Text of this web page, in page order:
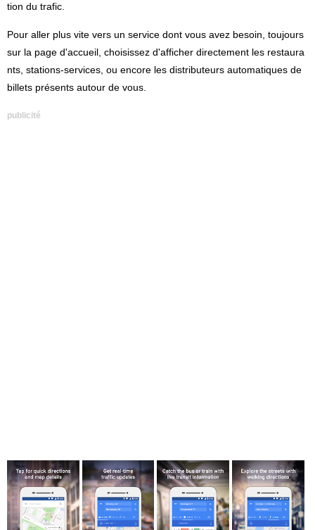
tion du trafic.
Pour aller plus vite vers un service dont vous avez besoin, toujours
sur la page d'accueil, choisissez d'afficher directement les restaura
nts, stations-services, ou encore les distributeurs automatiques de
billets présents autour de vous.
publicité